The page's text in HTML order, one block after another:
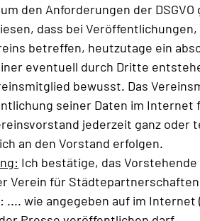
den Anforderungen der
dass bei
betreffen, heutzutage ein
eventuell durch Dritte
bewusst. Das
seiner Daten im Internet
jederzeit ganz oder
an den Vorstand erfolgen.
Ich bestätige, das
Verein für
.... wie angegeben auf im